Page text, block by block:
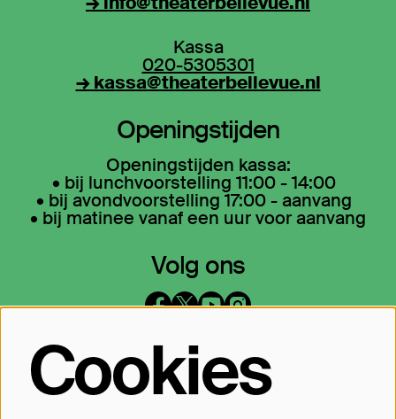
Kassa
020-5305301
→ kassa@theaterbellevue.nl
Openingstijden
Openingstijden kassa:
• bij lunchvoorstelling 11:00 - 14:00
• bij avondvoorstelling 17:00 - aanvang
• bij matinee vanaf een uur voor aanvang
Volg ons
Op de hoogte blijven?
Cookies